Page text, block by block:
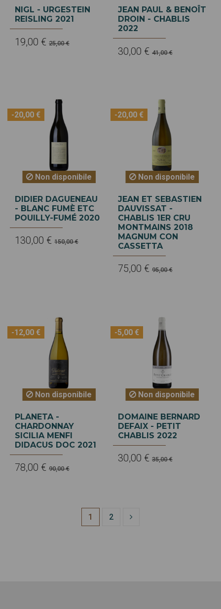
NIGL - URGESTEIN
REISLING 2021
19,00 € 25,00 €
JEAN PAUL & BENOÎT
DROIN - CHABLIS
2022
30,00 € 41,00 €
-20,00 €
Non disponibile
DIDIER DAGUENEAU
- BLANC FUMÈ ETC
POUILLY-FUMÉ 2020
130,00 € 150,00 €
-20,00 €
Non disponibile
JEAN ET SEBASTIEN
DAUVISSAT -
CHABLIS 1ER CRU
MONTMAINS 2018
MAGNUM CON
CASSETTA
75,00 € 95,00 €
-12,00 €
Non disponibile
PLANETA -
CHARDONNAY
SICILIA MENFI
DIDACUS DOC 2021
78,00 € 90,00 €
-5,00 €
Non disponibile
DOMAINE BERNARD
DEFAIX - PETIT
CHABLIS 2022
30,00 € 35,00 €
1 2